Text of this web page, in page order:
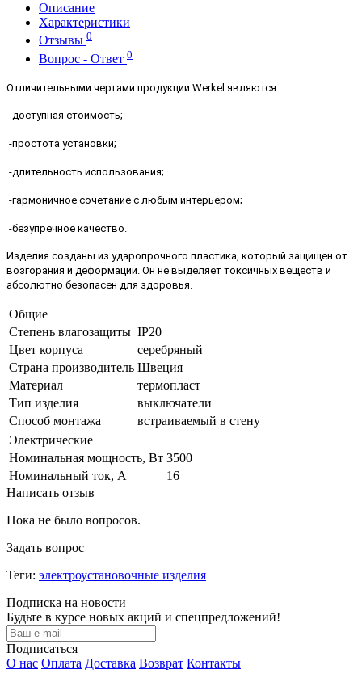
Описание
Характеристики
Отзывы 0
Вопрос - Ответ 0
Отличительными чертами продукции Werkel являются:
-доступная стоимость;
-простота установки;
-длительность использования;
-гармоничное сочетание с любым интерьером;
-безупречное качество.
Изделия созданы из ударопрочного пластика, который защищен от
возгорания и деформаций. Он не выделяет токсичных веществ и
абсолютно безопасен для здоровья.
Общие
Степень влагозащиты IP20
Цвет корпуса
серебряный
Страна производитель Швеция
Материал
термопласт
Тип изделия
выключатели
Способ монтажа
встраиваемый в стену
Электрические
Номинальная мощность, Вт 3500
Номинальный ток, А
16
Написать отзыв
Пока не было вопросов.
Задать вопрос
Теги: электроустановочные изделия
Подписка на новости
Будьте в курсе новых акций и спецпредложений!
Подписаться
О нас Оплата Доставка Возврат Контакты